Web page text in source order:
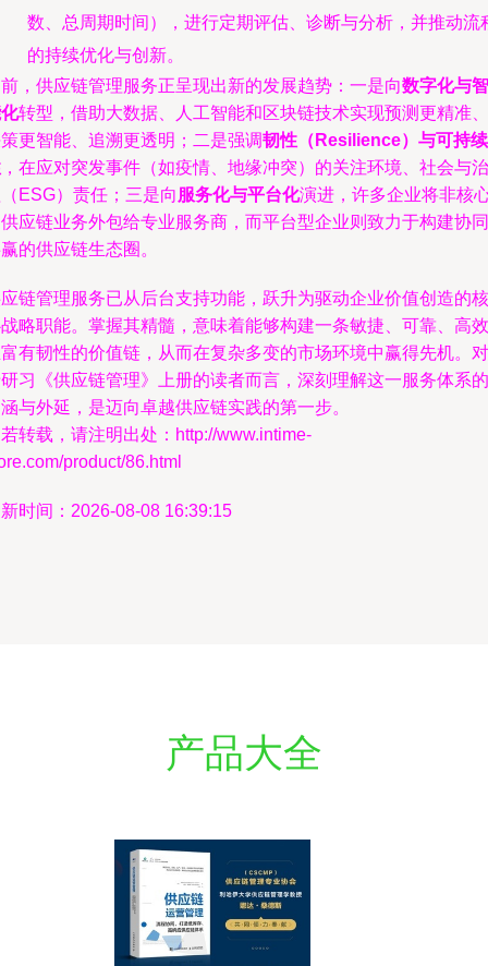
数、总周期时间），进行定期评估、诊断与分析，并推动流
的持续优化与创新。
，供应链管理服务正呈现出新的发展趋势：一是向数字化与智
转型，借助大数据、人工智能和区块链技术实现预测更精准、
更智能、追溯更透明；二是强调韧性（Resilience）与可持续
，在应对突发事件（如疫情、地缘冲突）的关注环境、社会与治
ESG）责任；三是向服务化与平台化演进，许多企业将非核
应链业务外包给专业服务商，而平台型企业则致力于构建协同
的供应链生态圈。
链管理服务已从后台支持功能，跃升为驱动企业价值创造的核
略职能。掌握其精髓，意味着能够构建一条敏捷、可靠、高效
有韧性的价值链，从而在复杂多变的市场环境中赢得先机。对
习《供应链管理》上册的读者而言，深刻理解这一服务体系的
与外延，是迈向卓越供应链实践的第一步。
转载，请注明出处：http://www.intime-
product/86.html
时间：2026-08-08 16:39:15
产品大全